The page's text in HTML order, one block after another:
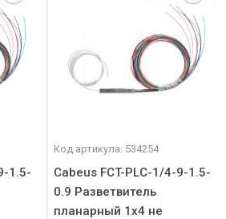
1.5-
Код артикула: 534254
Cabeus FCT-PLC-1/4-9-1.5-
0.9 Разветвитель
планарный 1х4 не